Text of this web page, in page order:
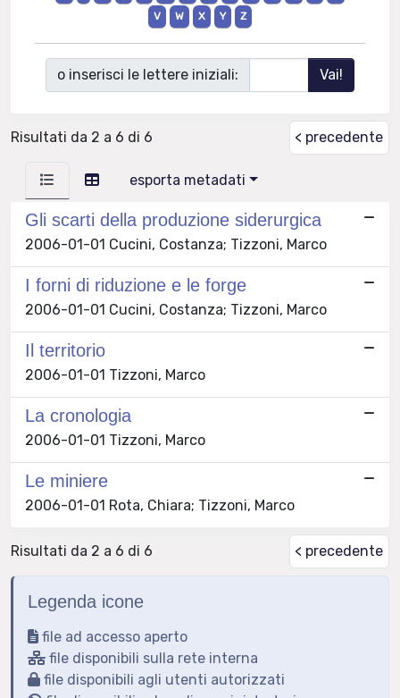
V
W X Y Z
o inserisci le lettere iniziali:
Risultati da 2 a 6 di 6 < precedente
esporta metadati
Gli scarti della produzione siderurgica
2006-01-01 Cucini, Costanza; Tizzoni, Marco
I forni di riduzione e le forge
2006-01-01 Cucini, Costanza; Tizzoni, Marco
Il territorio
2006-01-01 Tizzoni, Marco
La cronologia
2006-01-01 Tizzoni, Marco
Le miniere
2006-01-01 Rota, Chiara; Tizzoni, Marco
Risultati da 2 a 6 di 6 < precedente
Legenda icone
file ad accesso aperto
file disponibili sulla rete interna
file disponibili agli utenti autorizzati